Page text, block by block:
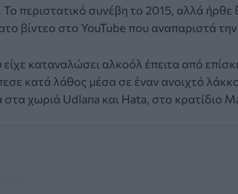
Το περιστατικό συνέβη το 2015, αλλά
βίντεο στο YouTube που αναπαριστά
καταναλώσει αλκοόλ έπειτα από
κατά λάθος μέσα σε έναν ανοιχτό
χωριά Udlana και Hata, στο κρατίδιο